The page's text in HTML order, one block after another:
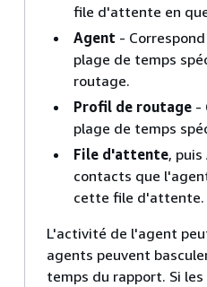
file d'attente en
Agent -
plage de temps
routage.
Profil de routage -
plage de temps
File d'attente, puis
contacts que
cette file d'attente.
L'activité de l'agent
agents peuvent
temps du rapport. Si